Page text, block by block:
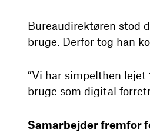
Bureaudirektøren stod
bruge. Derfor tog han
”Vi har simpelthen
bruge som digital
Samarbejder fremfor